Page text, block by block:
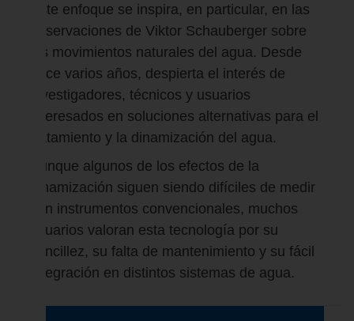
Este enfoque se inspira, en particular, en las
observaciones de Viktor Schauberger sobre
los movimientos naturales del agua. Desde
hace varios años, despierta el interés de
investigadores, técnicos y usuarios
interesados en soluciones alternativas para el
tratamiento y la dinamización del agua.
Aunque algunos de los efectos de la
dinamización siguen siendo difíciles de medir
con instrumentos convencionales, muchos
usuarios valoran esta tecnología por su
sencillez, su falta de mantenimiento y su fácil
integración en distintos sistemas de agua.